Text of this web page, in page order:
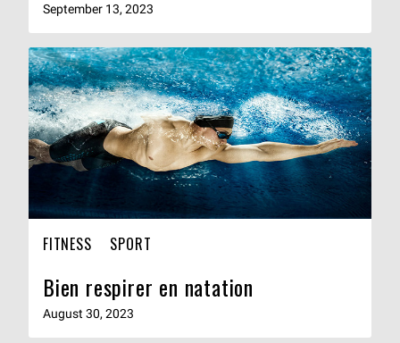
September 13, 2023
FITNESS SPORT
Bien respirer en natation
August 30, 2023